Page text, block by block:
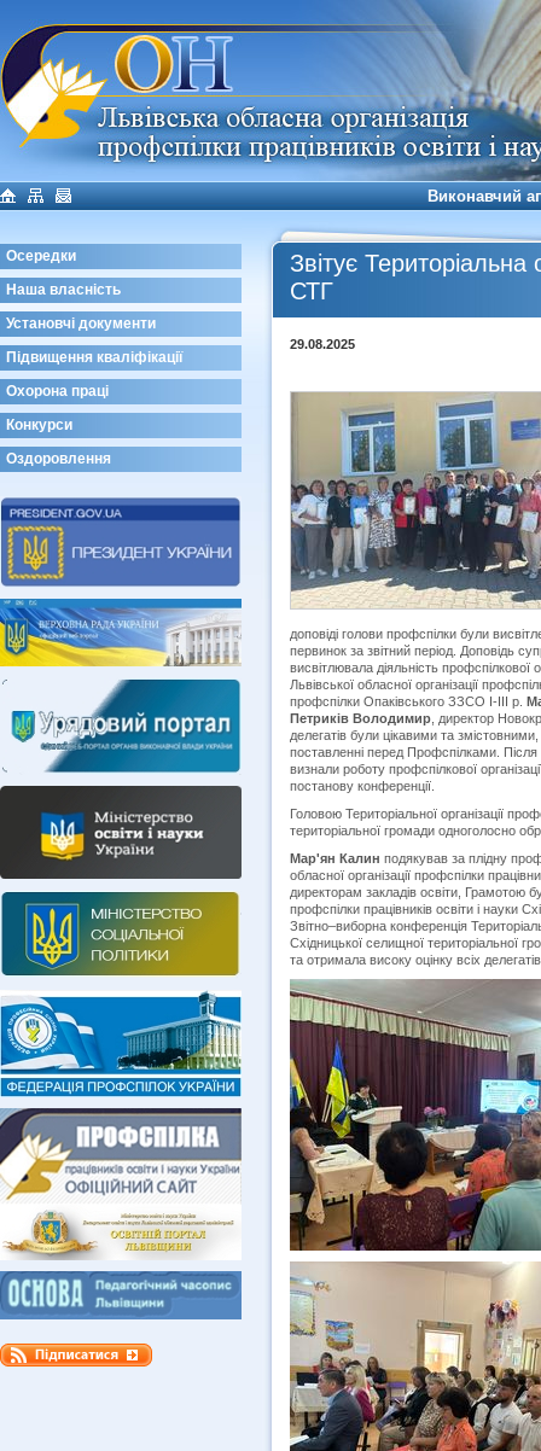
Виконавчий
Осередки
Наша власність
Установчі документи
Підвищення кваліфікації
Охорона праці
Конкурси
Оздоровлення
Звітує Територіальна
СТГ
29.08.2025
доповіді голови профспілки були
первинок за звітний період. Доповідь
висвітлювала діяльність профспілкової
Львівської обласної організації
профспілки Опаківського ЗЗСО І-ІІІ р.
Петриків Володимир , директор
делегатів були цікавими та
поставленні перед Профспілками. Після
визнали роботу профспілкової
постанову конференції.
Головою Територіальної організації
територіальної громади одноголосно
Мар'ян Калин подякував за плідну
обласної організації профспілки
директорам закладів освіти, Грамотою
профспілки працівників освіти і науки
Звітно–виборна конференція
Східницької селищної територіальної
та отримала високу оцінку всіх